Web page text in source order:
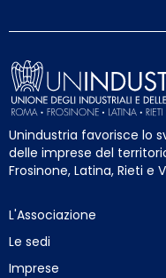
Unindustria favorisce lo
delle imprese del
Frosinone, Latina, Rieti e
L'Associazione
Le sedi
Imprese